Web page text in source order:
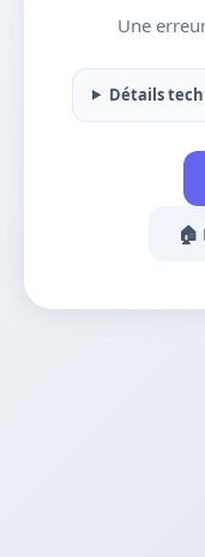
Une
Détails